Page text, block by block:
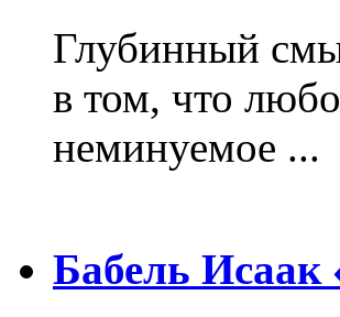
Глубинный
в том, что
неминуемое ...
Бабель